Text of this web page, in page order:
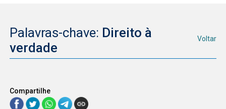
Palavras-chave: Direito à
verdade
Voltar
Compartilhe